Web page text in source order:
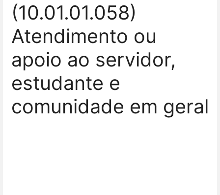
(10.01.01.058)
Atendimento ou
apoio ao servidor,
estudante e
comunidade em geral